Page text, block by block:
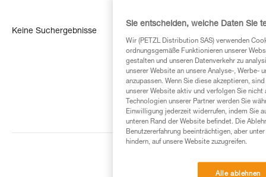
Keine Suchergebnisse
Sie entscheiden, welche Daten Sie
Wir (PETZL Distribution SAS) verwenden
ordnungsgemäße Funktionieren unserer
gestalten und unseren Datenverkehr zu
unserer Website an unsere Analyse-, Werbe-
anzupassen. Wenn Sie diese akzeptieren,
unserer Website aktiv und verfolgen Sie
Technologien unserer Partner werden Sie
Einwilligung jederzeit widerrufen, indem Sie
unteren Rand der Website befindet. Die
Benutzererfahrung beeinträchtigen, aber
hindern, auf unsere Website zuzugreifen.
Alle ablehnen